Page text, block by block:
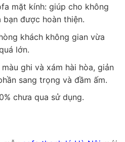
mặt kính: giúp cho không
được hoàn thiện.
khách không gian vừa
lớn.
ghi và xám hài hòa, giản
sang trọng và đầm ấm.
chưa qua sử dụng.